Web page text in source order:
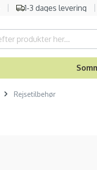
1-3 dages levering
Rejsetilbehør